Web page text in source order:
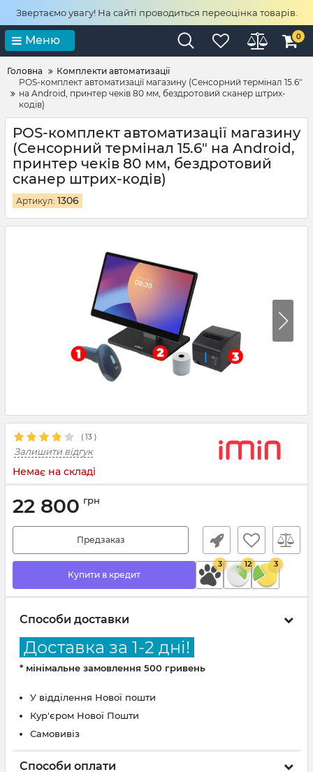
Звертаємо увагу! На сайті проводиться переоцінка товарів.
Меню 0
Головна
Комплекти автоматизації
POS-комплект автоматизації магазину (Сенсорний термінал 15.6"
на Android, принтер чеків 80 мм, бездротовий сканер штрих-
кодів)
POS-комплект автоматизації магазину
(Сенсорний термінал 15.6" на Android,
принтер чеків 80 мм, бездротовий
сканер штрих-кодів)
Артикул: 1306
( 13 )
Залишити відгук
Немає на складі
22 800 грн
Предзаказ
Купити в кредит
3 12 3
Способи доставки
Доставка за 1-2 дні!
* мінімальне замовлення 500 гривень
У відділення Нової пошти
Кур'єром Нової Пошти
Самовивіз
Способи оплати